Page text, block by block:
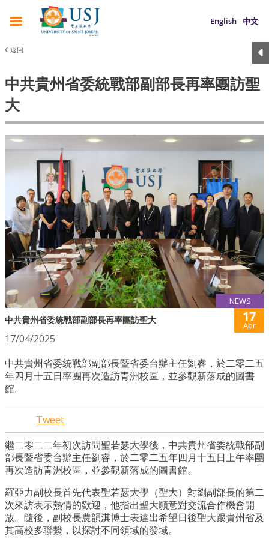
English 中文
返回
中共貴州省委統戰部副部長再率團訪聖
大
NEWS
中共貴州省委統戰部副部長再率團訪聖大 17
Apr
17/04/2025
中共貴州省委統戰部副部長暨省委台辦主任劉睿，於二零二五
年四月十五日率團再次造訪青洲校區，並參觀新落成的圖書
館。
Tweet
繼二零二二年初次訪問聖若瑟大學後，中共貴州省委統戰部副
部長暨省委台辦主任劉睿，於二零二五年四月十五日上午率團
再次造訪青洲校區，並參觀新落成的圖書館。
羅亞力副校長首先代表聖若瑟大學（聖大）對劉副部長的第二
次來訪表示熱情的歡迎，他指出聖大願意對交流合作機會開
放。隨後，副校長農韻淇博士表達出希望日後聖大跟貴州省及
其高校多聯繫，以探討不同領域的發域。